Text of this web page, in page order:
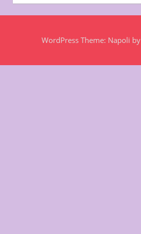
WordPress Theme: Napoli by